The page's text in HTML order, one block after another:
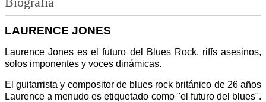
LAURENCE JONES
Laurence Jones es el futuro del Blues Rock, riffs asesinos,
solos imponentes y voces dinámicas.
El guitarrista y compositor de blues rock británico de 26 años
Laurence a menudo es etiquetado como "el futuro del blues".